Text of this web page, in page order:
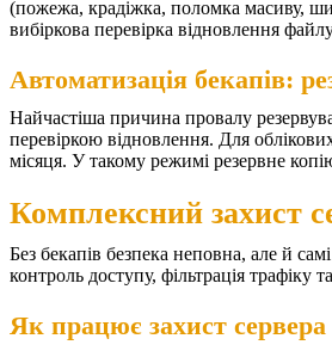
(пожежа, крадіжка, поломка масиву,
вибіркова перевірка відновлення
Автоматизація бекапів:
Найчастіша причина провалу
перевіркою відновлення. Для
місяця. У такому режимі резервне
Комплексний захист
Без бекапів безпека неповна, але й
контроль доступу, фільтрація трафіку
Як працює захист сервера